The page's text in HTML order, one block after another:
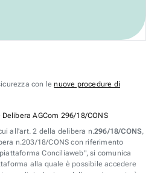
con lenuove procedure di
AGCom 296/18/CONS
all'art. 2 della delibera n.296/18/CONS,
n.203/18/CONS con riferimento
Conciliaweb", si comunica
alla quale è possibile accedere